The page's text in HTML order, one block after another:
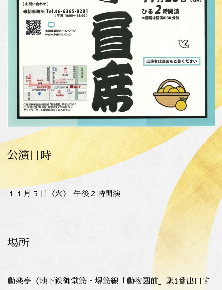
公演日時
１１月５日（火） 午後２時開演
場所
動楽亭（地下鉄御堂筋・堺筋線「動物園前」駅1番出口す